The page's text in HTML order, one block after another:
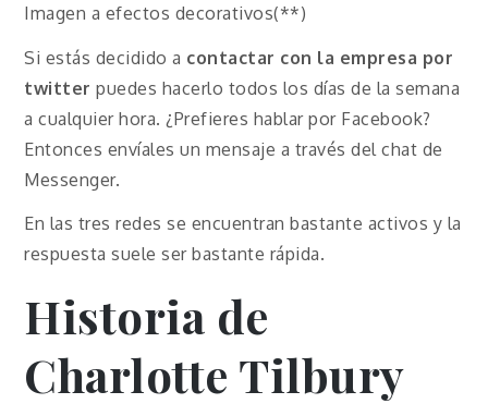
Imagen a efectos decorativos(**)
Si estás decidido a contactar con la empresa por
twitter puedes hacerlo todos los días de la semana
a cualquier hora. ¿Prefieres hablar por Facebook?
Entonces envíales un mensaje a través del chat de
Messenger.
En las tres redes se encuentran bastante activos y la
respuesta suele ser bastante rápida.
Historia de
Charlotte Tilbury